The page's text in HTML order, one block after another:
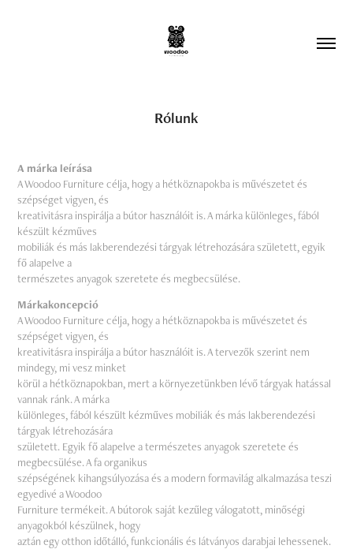
Rólunk
A márka leírása
A Woodoo Furniture célja, hogy a hétköznapokba is művészetet és
szépséget vigyen, és
kreativitásra inspirálja a bútor használóit is. A márka különleges, fából
készült kézműves
mobiliák és más lakberendezési tárgyak létrehozására született, egyik
fő alapelve a
természetes anyagok szeretete és megbecsülése.
Márkakoncepció
A Woodoo Furniture célja, hogy a hétköznapokba is művészetet és
szépséget vigyen, és
kreativitásra inspirálja a bútor használóit is. A tervezők szerint nem
mindegy, mi vesz minket
körül a hétköznapokban, mert a környezetünkben lévő tárgyak hatással
vannak ránk. A márka
különleges, fából készült kézműves mobiliák és más lakberendezési
tárgyak létrehozására
született. Egyik fő alapelve a természetes anyagok szeretete és
megbecsülése. A fa organikus
szépségének kihangsúlyozása és a modern formavilág alkalmazása teszi
egyedivé a Woodoo
Furniture termékeit. A bútorok saját kezűleg válogatott, minőségi
anyagokból készülnek, hogy
aztán egy otthon időtálló, funkcionális és látványos darabjai lehessenek.